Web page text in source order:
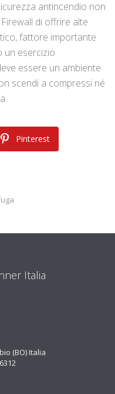
antincendio non
di offrire alte
fattore importante
un esercizio
essere un ambiente
scendi a compressi né
Pinterest
Italia
(BO) Italia